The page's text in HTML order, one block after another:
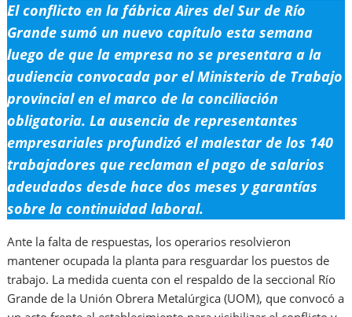
El conflicto en la fábrica Aires del Sur de Río
Grande sumó un nuevo capítulo esta semana
luego de que la empresa no se presentara a la
audiencia convocada por el Ministerio de Trabajo
provincial en el marco de la conciliación
obligatoria. La ausencia de representantes
empresariales profundizó el malestar de los 140
trabajadores que reclaman el pago de salarios
adeudados desde hace dos meses y garantías
sobre la continuidad laboral.
Ante la falta de respuestas, los operarios resolvieron
mantener ocupada la planta para resguardar los puestos de
trabajo. La medida cuenta con el respaldo de la seccional Río
Grande de la Unión Obrera Metalúrgica (UOM), que convocó a